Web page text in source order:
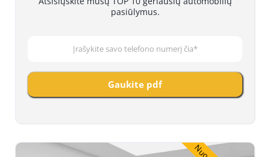
pasiūlymus.
Gaukite pdf